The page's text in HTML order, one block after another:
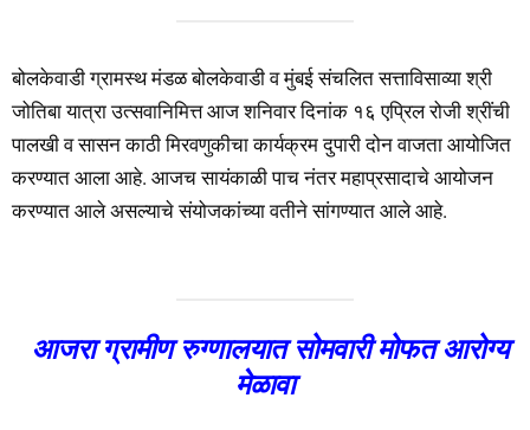
बोलकेवाडी ग्रामस्थ मंडळ बोलकेवाडी व मुंबई संचलित सत्ताविसाव्या श्री
जोतिबा यात्रा उत्सवानिमित्त आज शनिवार दिनांक १६ एप्रिल रोजी श्रींची
पालखी व सासन काठी मिरवणुकीचा कार्यक्रम दुपारी दोन वाजता आयोजित
करण्यात आला आहे. आजच सायंकाळी पाच नंतर महाप्रसादाचे आयोजन
करण्यात आले असल्याचे संयोजकांच्या वतीने सांगण्यात आले आहे.
आजरा ग्रामीण रुग्णालयात सोमवारी मोफत आरोग्य
मेळावा